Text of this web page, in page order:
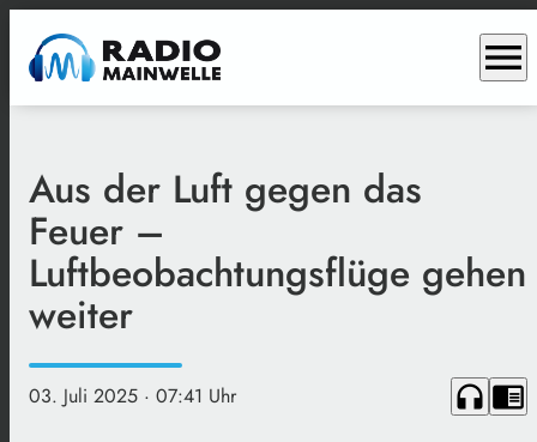
menu
Aus der Luft gegen das
Feuer –
Luftbeobachtungsflüge gehen
weiter
03. Juli 2025 · 07:41 Uhr headphones chrome_reader_mode